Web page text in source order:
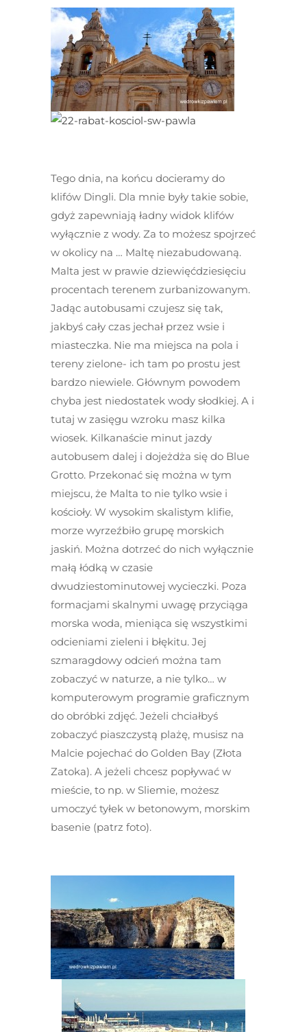
Tego dnia, na końcu docieramy do
klifów Dingli. Dla mnie były takie sobie,
gdyż zapewniają ładny widok klifów
wyłącznie z wody. Za to możesz spojrzeć
w okolicy na … Maltę niezabudowaną.
Malta jest w prawie dziewięćdziesięciu
procentach terenem zurbanizowanym.
Jadąc autobusami czujesz się tak,
jakbyś cały czas jechał przez wsie i
miasteczka. Nie ma miejsca na pola i
tereny zielone- ich tam po prostu jest
bardzo niewiele. Głównym powodem
chyba jest niedostatek wody słodkiej. A i
tutaj w zasięgu wzroku masz kilka
wiosek. Kilkanaście minut jazdy
autobusem dalej i dojeżdża się do Blue
Grotto. Przekonać się można w tym
miejscu, że Malta to nie tylko wsie i
kościoły. W wysokim skalistym klifie,
morze wyrzeźbiło grupę morskich
jaskiń. Można dotrzeć do nich wyłącznie
małą łódką w czasie
dwudziestominutowej wycieczki. Poza
formacjami skalnymi uwagę przyciąga
morska woda, mieniąca się wszystkimi
odcieniami zieleni i błękitu. Jej
szmaragdowy odcień można tam
zobaczyć w naturze, a nie tylko… w
komputerowym programie graficznym
do obróbki zdjęć. Jeżeli chciałbyś
zobaczyć piaszczystą plażę, musisz na
Malcie pojechać do Golden Bay (Złota
Zatoka). A jeżeli chcesz popływać w
mieście, to np. w Sliemie, możesz
umoczyć tyłek w betonowym, morskim
basenie (patrz foto).